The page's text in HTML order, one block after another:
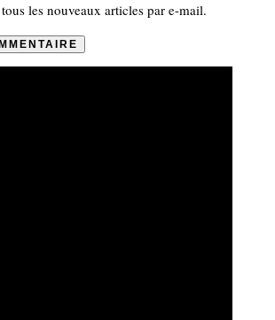
les nouveaux articles par e-mail.